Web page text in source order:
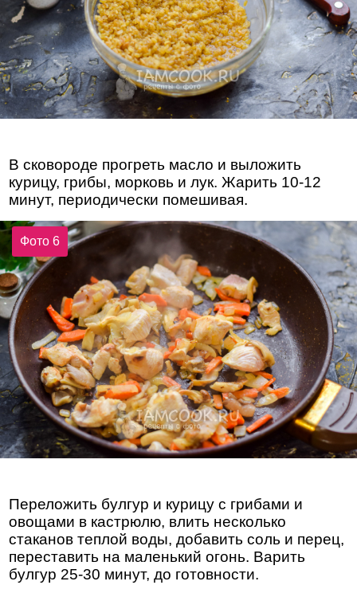
В сковороде прогреть масло и выложить
курицу, грибы, морковь и лук. Жарить 10-12
минут, периодически помешивая.
Фото 6
Переложить булгур и курицу с грибами и
овощами в кастрюлю, влить несколько
стаканов теплой воды, добавить соль и перец,
переставить на маленький огонь. Варить
булгур 25-30 минут, до готовности.